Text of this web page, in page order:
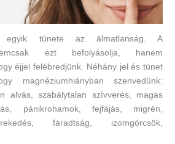
egyik tünete az álmatlanság. A
ezt befolyásolja, hanem
éjjel felébredjünk. Néhány jel és tünet
magnéziumhiányban szenvedünk:
alvás, szabálytalan szívverés, magas
pánikrohamok, fejfájás, migrén,
fáradtság, izomgörcsök,